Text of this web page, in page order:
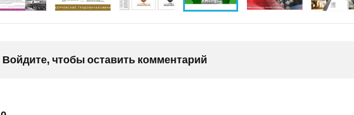
Войдите, чтобы оставить комментарий